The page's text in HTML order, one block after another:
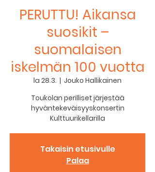
PERUTTU! Aikansa
suosikit –
suomalaisen
iskelmän 100 vuotta
la 28.3.
  |
Jouko Hallikainen
Toukolan perilliset järjestää
hyväntekeväisyyskonsertin
Kulttuurikellarilla
Takaisin etusivulle
Palaa